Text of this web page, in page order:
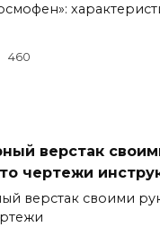
460
верстак
чертежи
верстак своими